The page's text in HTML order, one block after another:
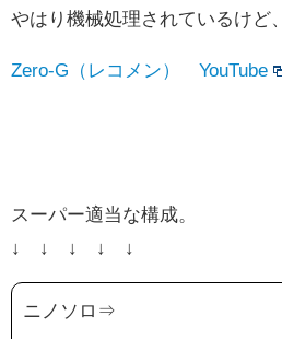
やはり機械処理されているけど、
Zero-G（レコメン） YouTube
スーパー適当な構成。
↓ ↓ ↓ ↓ ↓
ニノソロ⇒